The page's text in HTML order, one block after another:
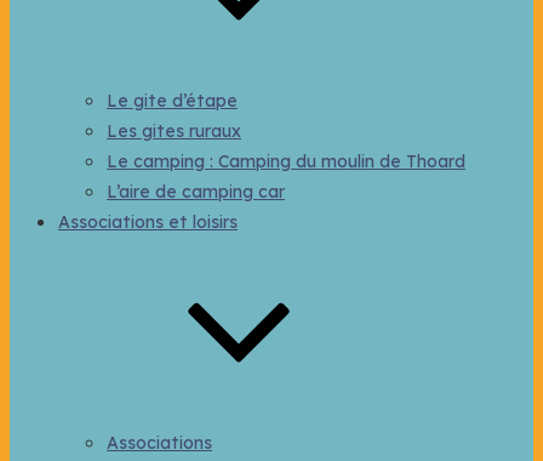
Le gite d’étape
Les gites ruraux
Le camping : Camping du moulin de Thoard
L’aire de camping car
Associations et loisirs
Associations